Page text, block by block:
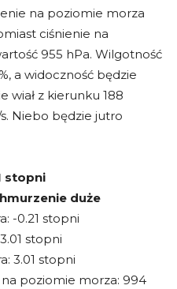
na poziomie morza
ciśnienie na
955 hPa. Wilgotność
a widoczność będzie
wiał z kierunku 188
Niebo będzie jutro
stopni
duże
-0.21 stopni
stopni
3.01 stopni
poziomie morza: 994